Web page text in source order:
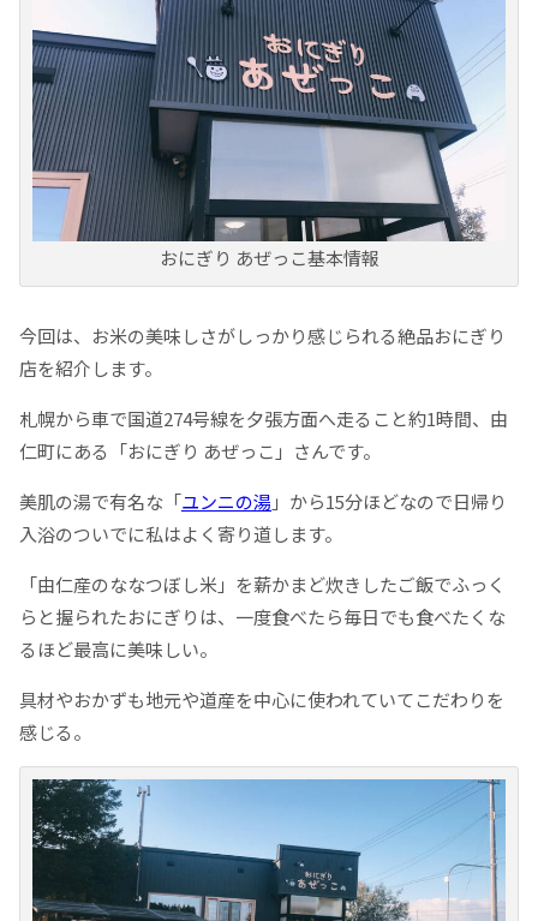
おにぎり あぜっこ基本情報
今回は、お米の美味しさがしっかり感じられる絶品おにぎり
店を紹介します。
札幌から車で国道274号線を夕張方面へ走ること約1時間、由
仁町にある「おにぎり あぜっこ」さんです。
美肌の湯で有名な「ユンニの湯 」から15分ほどなので日帰り
入浴のついでに私はよく寄り道します。
「由仁産のななつぼし米」を薪かまど炊きしたご飯でふっく
らと握られたおにぎりは、一度食べたら毎日でも食べたくな
るほど最高に美味しい。
具材やおかずも地元や道産を中心に使われていてこだわりを
感じる。